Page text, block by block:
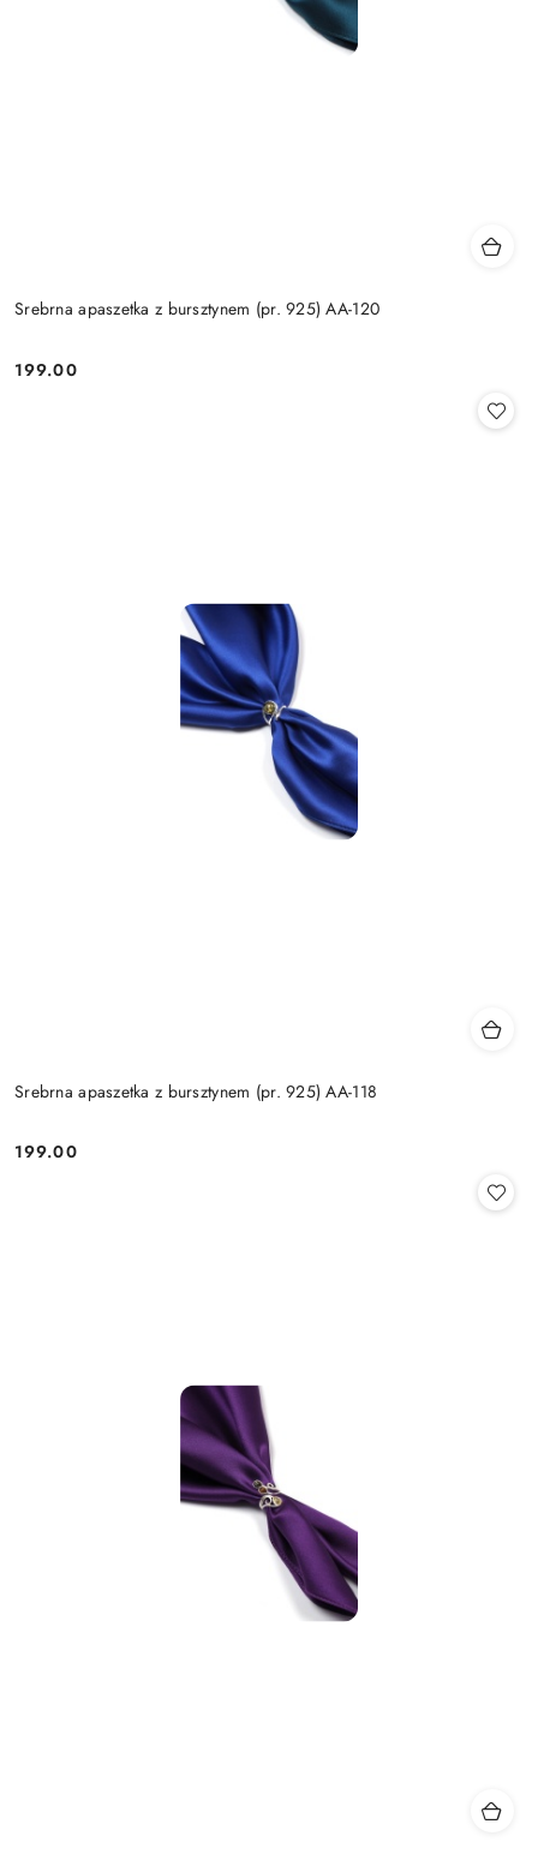
Srebrna apaszetka z bursztynem (pr. 925) AA-120
Cena:
199.00
Srebrna apaszetka z bursztynem (pr. 925) AA-118
Cena:
199.00